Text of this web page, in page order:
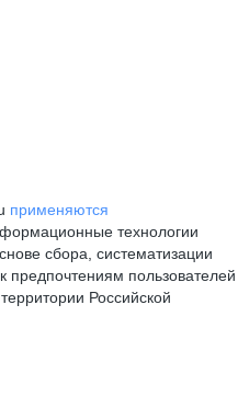
применяются
технологии
сбора, систематизации
предпочтениям пользователей
Российской